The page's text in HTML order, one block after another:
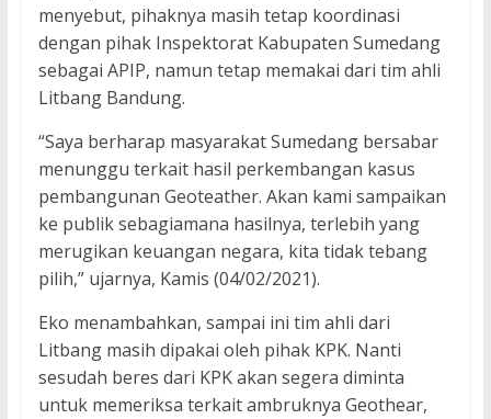
menyebut, pihaknya masih tetap koordinasi
dengan pihak Inspektorat Kabupaten Sumedang
sebagai APIP, namun tetap memakai dari tim ahli
Litbang Bandung.
“Saya berharap masyarakat Sumedang bersabar
menunggu terkait hasil perkembangan kasus
pembangunan Geoteather. Akan kami sampaikan
ke publik sebagiamana hasilnya, terlebih yang
merugikan keuangan negara, kita tidak tebang
pilih,” ujarnya, Kamis (04/02/2021).
Eko menambahkan, sampai ini tim ahli dari
Litbang masih dipakai oleh pihak KPK. Nanti
sesudah beres dari KPK akan segera diminta
untuk memeriksa terkait ambruknya Geothear,